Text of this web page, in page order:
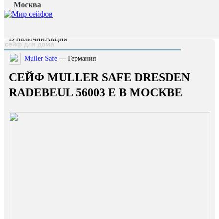
Москва
Главная страница
Каталог /
В наличииАкция
Muller Safe — Германия
СЕЙФ MULLER SAFE DRESDEN
RADEBEUL 56003 E В МОСКВЕ